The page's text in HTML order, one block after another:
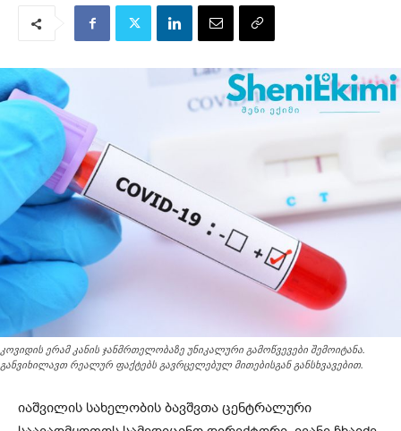
კოვიდის ერამ კანის ჯანმრთელობაზე უნიკალური გამოწვევები შემოიტანა.
განვიხილავთ რეალურ ფაქტებს გავრცელებულ მითებისგან განსხვავებით.
იაშვილის სახელობის ბავშვთა ცენტრალური